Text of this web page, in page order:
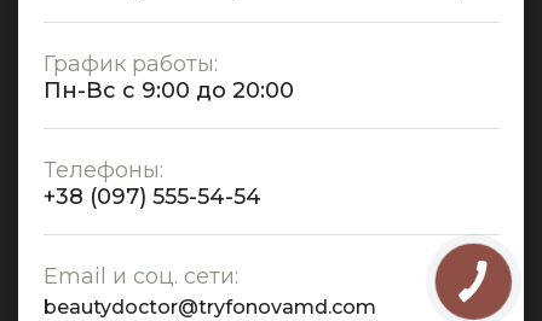
График работы:
Пн-Вс с 9:00 до 20:00
Телефоны:
+38 (097) 555-54-54
Email и соц. сети:
beautydoctor@tryfonovamd.com